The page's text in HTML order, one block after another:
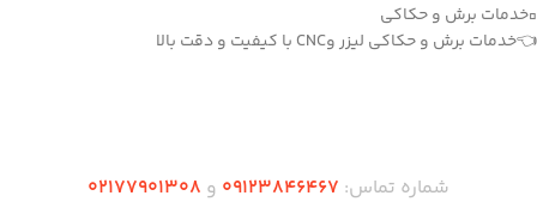
▫️خدمات برش و حکاکی
👈خدمات برش و حکاکی لیزر وCNC با کیفیت و دقت بالا
شماره تماس: ۰۹۱۲۳846467 و ۰2۱77901308